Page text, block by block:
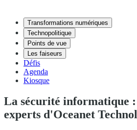
Transformations numériques
Technopolitique
Points de vue
Les faiseurs
Défis
Agenda
Kiosque
La sécurité informatique :
experts d'Oceanet